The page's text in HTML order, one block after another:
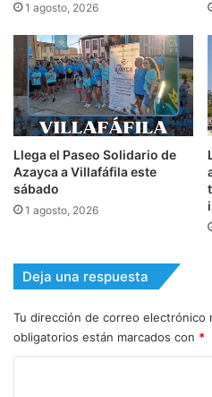
1 agosto, 2026
Llega el Paseo Solidario de
Azayca a Villafáfila este
sábado
1 agosto, 2026
Deja una respuesta
Tu dirección de correo electrónico
obligatorios están marcados con *